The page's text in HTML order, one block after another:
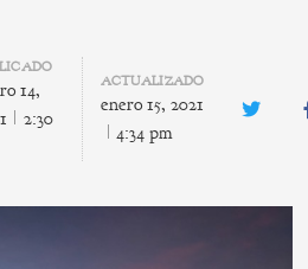
14,
2:30
ACTUALIZADO
enero 15, 2021
4:34 pm
Twitter